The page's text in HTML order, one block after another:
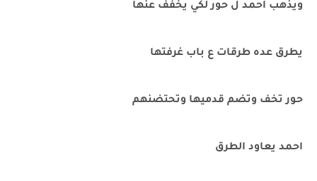
ويذهب احمد ل حور لكي يخفف عنها
يطرق عده طرقات ع باب غرفتها
حور تخف وتضم قدميها وتحتضنهم
احمد يعاود الطرق